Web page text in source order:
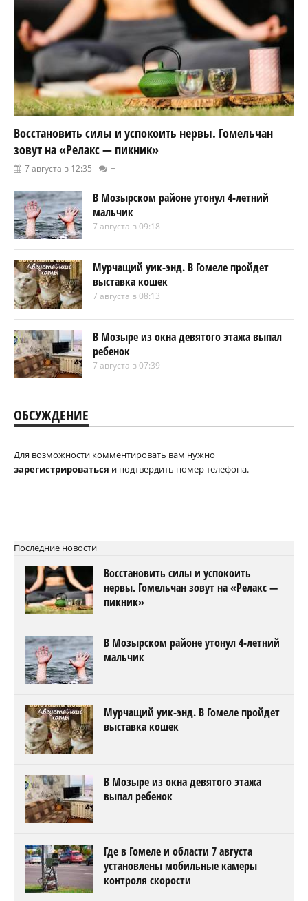
Восстановить силы и успокоить нервы. Гомельчан
зовут на «Релакс — пикник»
7 августа в 12:35 +
В Мозырском районе утонул 4-летний
мальчик
7 августа в 09:18
Мурчащий уик-энд. В Гомеле пройдет
выставка кошек
7 августа в 08:13
В Мозыре из окна девятого этажа выпал
ребенок
7 августа в 07:39
ОБСУЖДЕНИЕ
Для возможности комментировать вам нужно
зарегистрироваться и подтвердить номер телефона.
Последние новости
Восстановить силы и успокоить
нервы. Гомельчан зовут на «Релакс —
пикник»
В Мозырском районе утонул 4-летний
мальчик
Мурчащий уик-энд. В Гомеле пройдет
выставка кошек
В Мозыре из окна девятого этажа
выпал ребенок
Где в Гомеле и области 7 августа
установлены мобильные камеры
контроля скорости